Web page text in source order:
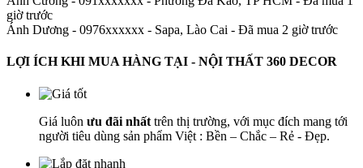
giờ trước
Ánh Dương - 0976xxxxxx - Sapa, Lào Cai - Đã mua 2 giờ trước
LỢI ÍCH KHI MUA HÀNG TẠI - NỘI THẤT 360 DECOR
Giá luôn ưu đãi nhất trên thị trường, với mục đích mang tới
người tiêu dùng sản phẩm Việt : Bền – Chắc – Rẻ - Đẹp.